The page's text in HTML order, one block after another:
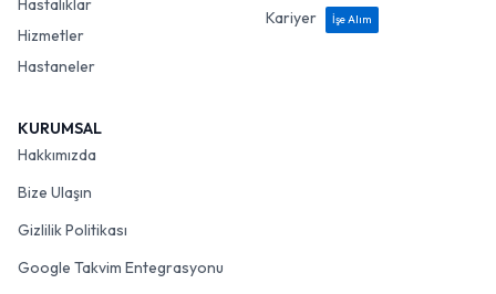
Hastalıklar
Hizmetler
Hastaneler
Kariyer
İşe Alım
KURUMSAL
Hakkımızda
Bize Ulaşın
Gizlilik Politikası
Google Takvim Entegrasyonu